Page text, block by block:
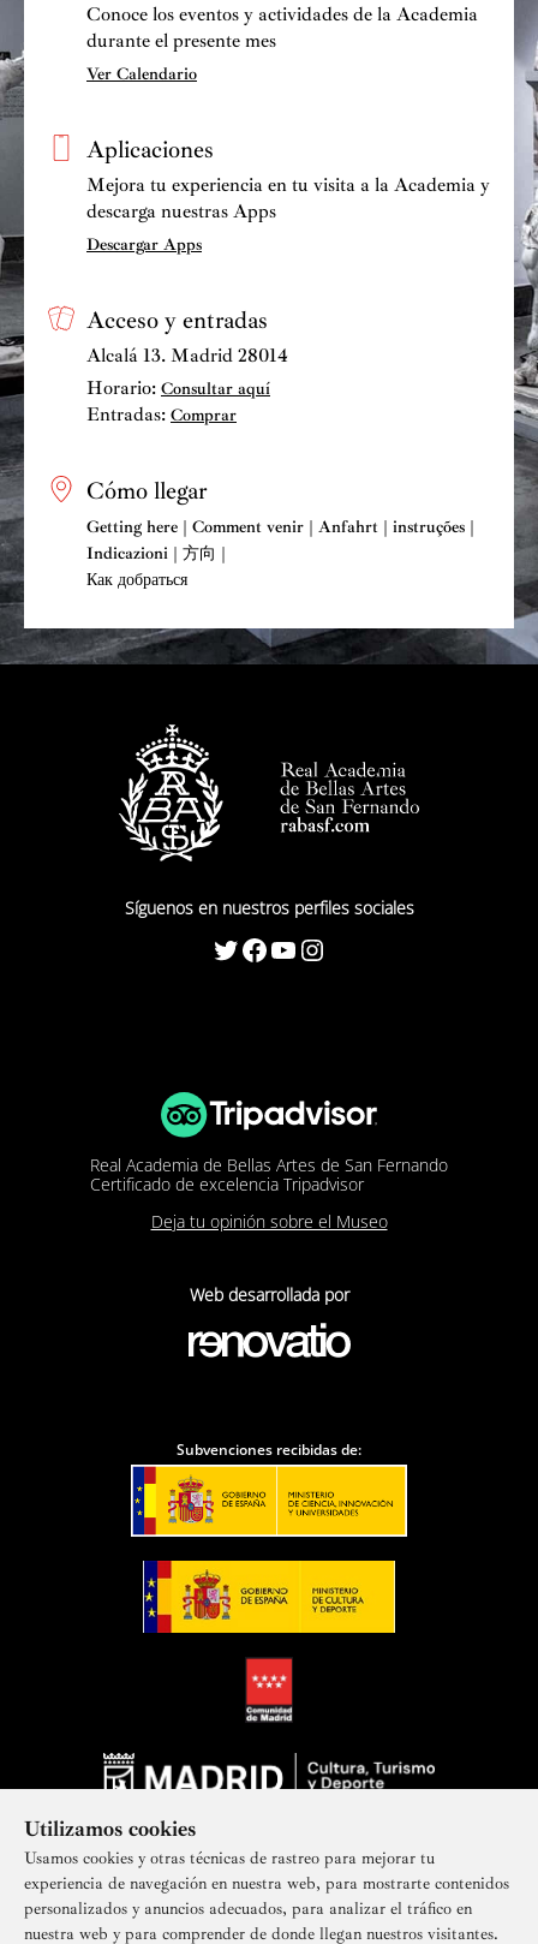
Utilizamos cookies
Usamos cookies y otras técnicas de rastreo para mejorar tu
experiencia de navegación en nuestra web, para mostrarte contenidos
personalizados y anuncios adecuados, para analizar el tráfico en
nuestra web y para comprender de donde llegan nuestros visitantes.
Conoce los eventos y actividades de la Academia
durante el presente mes
Ver Calendario
Aplicaciones
Mejora tu experiencia en tu visita a la Academia y
descarga nuestras Apps
Descargar Apps
Acceso y entradas
Alcalá 13. Madrid 28014
Horario: Consultar aquí
Entradas: Comprar
Cómo llegar
Getting here | Comment venir | Anfahrt | instruções |
Indicazioni | 方向 |
Как добраться
Síguenos en nuestros perfiles sociales
Twitter Facebook YouTube Instagram
Real Academia de Bellas Artes de San Fernando
Certificado de excelencia Tripadvisor
Deja tu opinión sobre el Museo
Web desarrollada por
Subvenciones recibidas de: